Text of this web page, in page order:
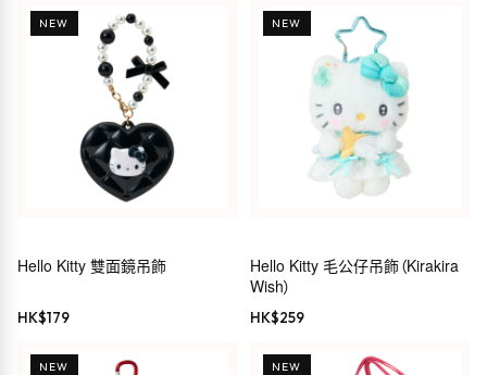
NEW
Hello Kitty 雙面鏡吊飾
HK$179
NEW
Hello Kitty 毛公仔吊飾（Kirakira
Wish）
HK$259
NEW NEW